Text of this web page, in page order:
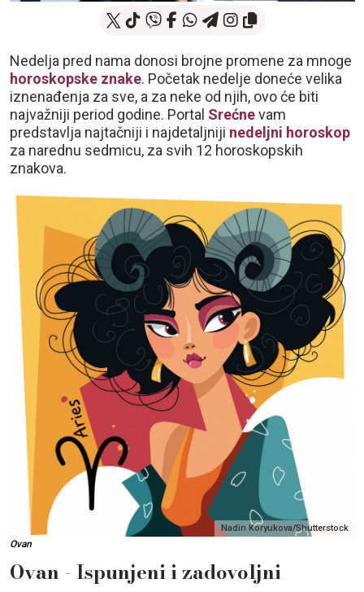
Nedelja pred nama donosi brojne promene za mnoge
horoskopske znake. Početak nedelje doneće velika
iznenađenja za sve, a za neke od njih, ovo će biti
najvažniji period godine. Portal Srećnevam
predstavlja najtačniji i najdetaljniji nedeljni horoskop
za narednu sedmicu, za svih 12 horoskopskih
znakova.
Nadin Koryukova/Shutterstock
Ovan
Ovan - Ispunjeni i zadovoljni